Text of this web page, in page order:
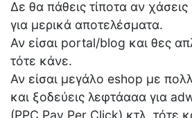
Δε θα πάθεις τίποτα αν χάσεις
για μερικά αποτελέσματα.
Αν είσαι portal/blog και θες
τότε κάνε.
Αν είσαι μεγάλο eshop με
και ξοδεύεις λεφτάααα για
(PPC Pay Per Click) κτλ, τότε